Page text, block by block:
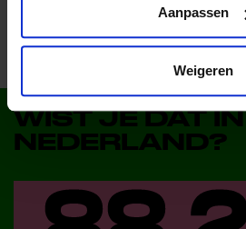
Aanpassen
Weigeren
WIST JE DAT IN
NEDERLAND?